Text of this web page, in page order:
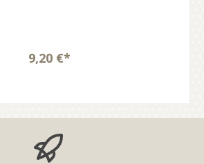
und sofort
zum Naschen, Teilen oder
nach hauseigener Rezeptur.
für einen leichten, charmanten
Anmutung.Die Sorte
9,20 €*